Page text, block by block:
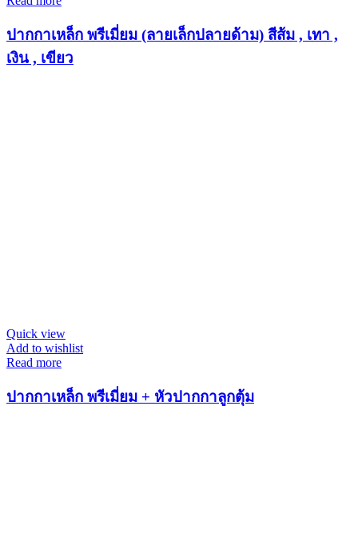
ปากกาเหล็ก พรีเมี่ยม (ลายเล็กปลายด้าม) สีส้ม , เทา ,
เงิน , เขียว
Quick view
Add to wishlist
Read more
ปากกาเหล็ก พรีเมี่ยม + หัวปากกาลูกตุ้ม